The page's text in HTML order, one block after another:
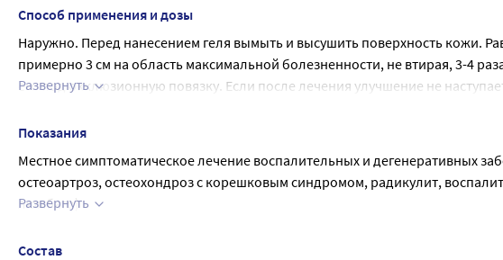
Способ применения и дозы
Наружно. Перед нанесением геля вымыть и высушить поверхность кожи.
примерно 3 см на область максимальной болезненности, не втирая, 3-4
его под окклюзионную повязку. Если после лечения улучшение не
инструкции.
Развернуть
Показания
Местное симптоматическое лечение воспалительных и дегенеративных
остеоартроз, остеохондроз с корешковым синдромом, радикулит,
люмбаго)
Посттравматическое воспаление мягких тканей и опорно-двигательного
Развернуть
Состав